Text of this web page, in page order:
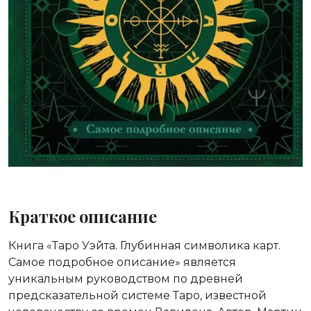
Краткое описание
Книга «Таро Уэйта. Глубинная символика карт.
Самое подробное описание» является
уникальным руководством по древней
предсказательной системе Таро, известной